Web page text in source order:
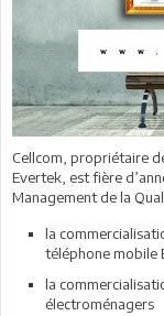
Cellcom, propriétaire
Evertek, est fière
Management de la
la
téléphone mobile
la
électroménagers